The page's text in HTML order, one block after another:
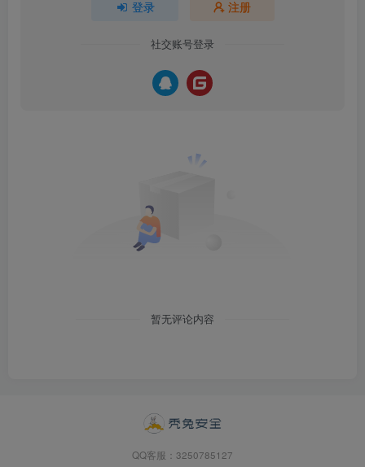
登录 注册
社交账号登录
暂无评论内容
QQ客服：3250785127